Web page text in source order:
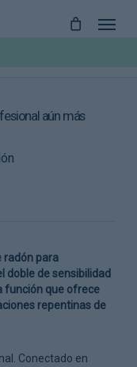
aún más
radón para
doble de sensibilidad
función que ofrece
repentinas de
Conectado en